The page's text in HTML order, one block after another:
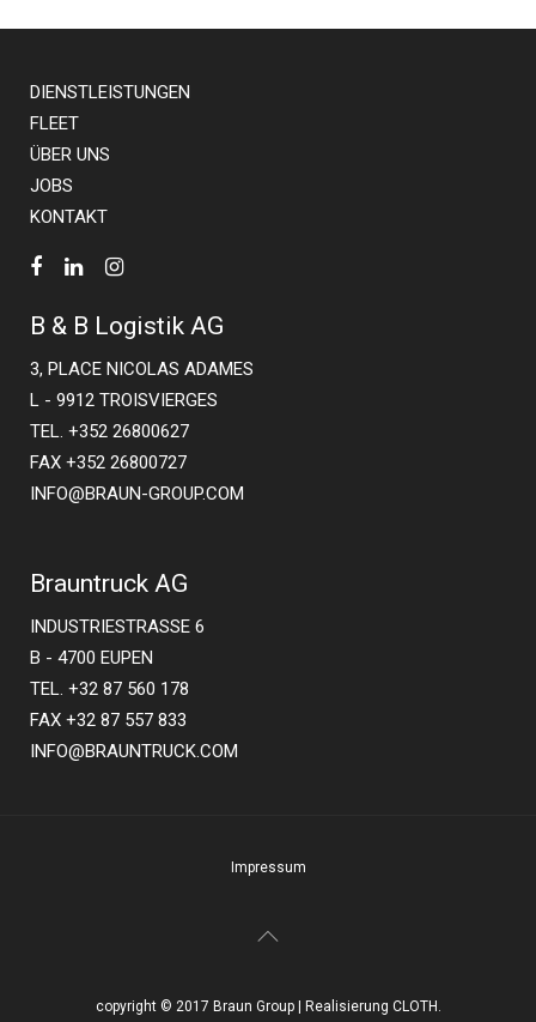
DIENSTLEISTUNGEN
FLEET
ÜBER UNS
JOBS
KONTAKT
B & B Logistik AG
3, PLACE NICOLAS ADAMES
L - 9912 TROISVIERGES
TEL. +352 26800627
FAX +352 26800727
INFO@BRAUN-GROUP.COM
Brauntruck AG
INDUSTRIESTRASSE 6
B - 4700 EUPEN
TEL. +32 87 560 178
FAX +32 87 557 833
INFO@BRAUNTRUCK.COM
Impressum
copyright © 2017 Braun Group | Realisierung CLOTH.